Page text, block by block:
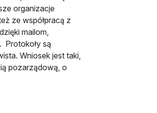
organizacje
ze współpracą z
mailom,
Protokoły są
Wniosek jest taki,
pozarządową, o